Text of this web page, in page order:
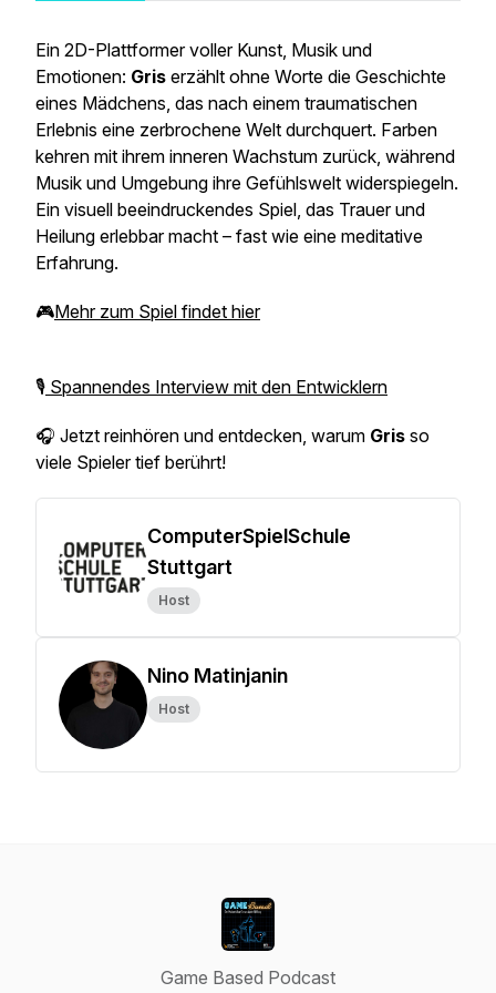
Ein 2D-Plattformer voller Kunst, Musik und
Emotionen: Gris erzählt ohne Worte die Geschichte
eines Mädchens, das nach einem traumatischen
Erlebnis eine zerbrochene Welt durchquert. Farben
kehren mit ihrem inneren Wachstum zurück, während
Musik und Umgebung ihre Gefühlswelt widerspiegeln.
Ein visuell beeindruckendes Spiel, das Trauer und
Heilung erlebbar macht – fast wie eine meditative
Erfahrung.
🎮Mehr zum Spiel findet hier
🎙️ Spannendes Interview mit den Entwicklern
🎧 Jetzt reinhören und entdecken, warum Gris so
viele Spieler tief berührt!
ComputerSpielSchule
Stuttgart
Host
Nino Matinjanin
Host
Game Based Podcast